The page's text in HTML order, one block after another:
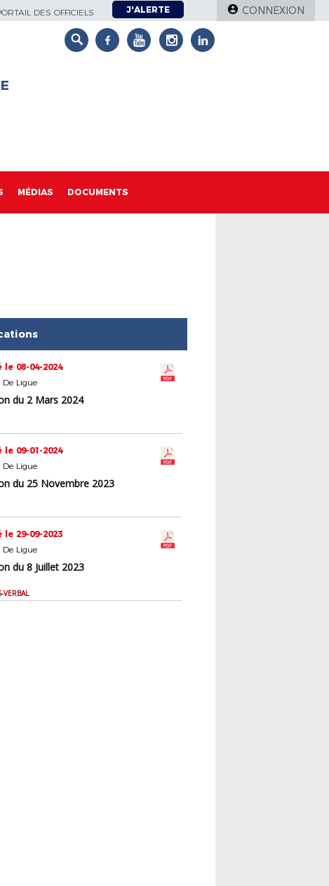
DES OFFICIELS J'ALERTE CONNEXION
MÉDIAS DOCUMENTS
le 08-04-2024
De Ligue
du 2 Mars 2024
le 09-01-2024
De Ligue
du 25 Novembre 2023
le 29-09-2023
De Ligue
du 8 Juillet 2023
VERBAL